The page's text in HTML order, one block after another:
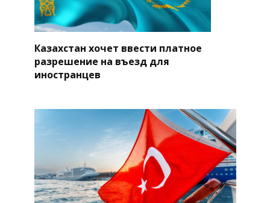
Казахстан хочет ввести платное
разрешение на въезд для
иностранцев